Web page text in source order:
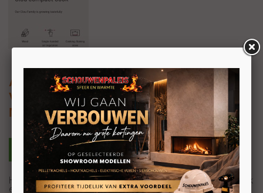
Austroflamm Clou Compact Cook
Vrijstaande houtkachel 6kW
Met kookplaat
Het is een goed afgerond stuk werk: nobel, onafhankelijk
en economisch! Perfect uitgevoerd met opvallende